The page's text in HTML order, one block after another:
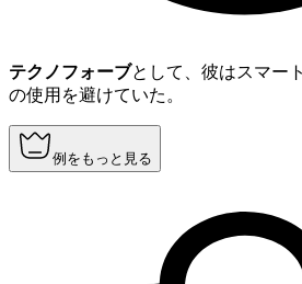
テクノフォーブとして、彼はスマー
の使用を避けていた。
例をもっと見る